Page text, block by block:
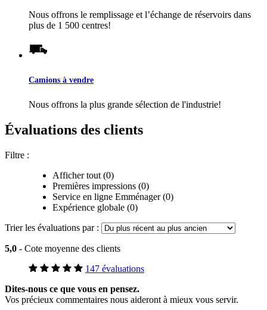
Nous offrons le remplissage et l’échange de réservoirs dans
plus de 1 500 centres!
Camions à vendre
Nous offrons la plus grande sélection de l'industrie!
Évaluations des clients
Filtre :
Afficher tout (0)
Premières impressions (0)
Service en ligne Emménager (0)
Expérience globale (0)
Trier les évaluations par :
5,0 - Cote moyenne des clients
147 évaluations
Dites-nous ce que vous en pensez.
Vos précieux commentaires nous aideront à mieux vous servir.